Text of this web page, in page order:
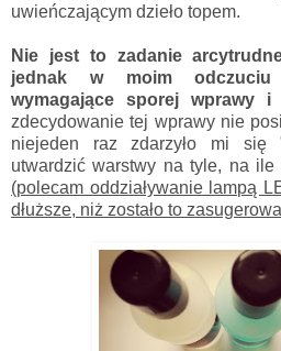
uwieńczającym dzieło topem.
Nie jest to zadanie
jednak w moim odczuciu
wymagające sporej wprawy i
zdecydowanie tej wprawy nie
niejeden raz zdarzyło mi
utwardzić warstwy na tyle, na
(polecam oddziaływanie lampą
dłuższe, niż zostało to